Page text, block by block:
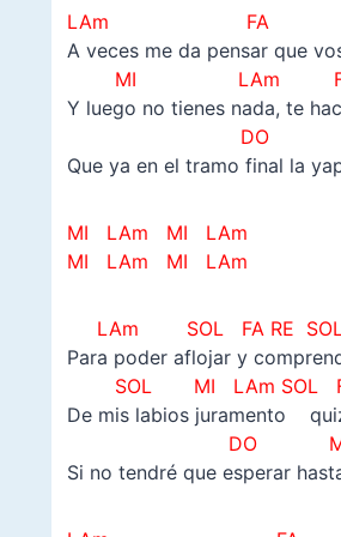
LAm FA
A veces me da pensar que
MI LAm
Y luego no tienes nada, te
DO MI
Que ya en el tramo final la
MI LAm MI LAm
MI LAm MI LAm
LAm SOL FA RE
Para poder aflojar y
SOL MI LAm
De mis labios juramento
DO MI
Si no tendré que esperar